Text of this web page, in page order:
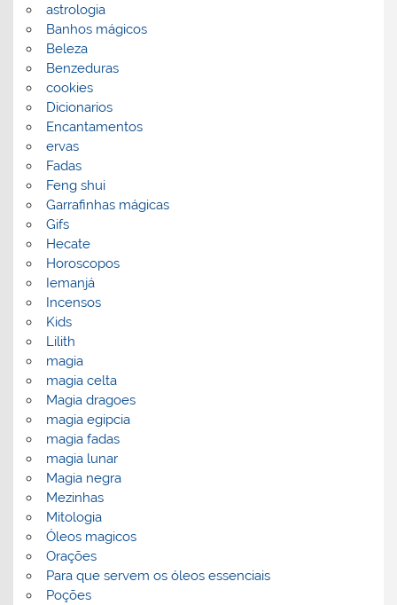
astrologia
Banhos mágicos
Beleza
Benzeduras
cookies
Dicionarios
Encantamentos
ervas
Fadas
Feng shui
Garrafinhas mágicas
Gifs
Hecate
Horoscopos
Iemanjá
Incensos
Kids
Lilith
magia
magia celta
Magia dragoes
magia egipcia
magia fadas
magia lunar
Magia negra
Mezinhas
Mitologia
Óleos magicos
Orações
Para que servem os óleos essenciais
Poções